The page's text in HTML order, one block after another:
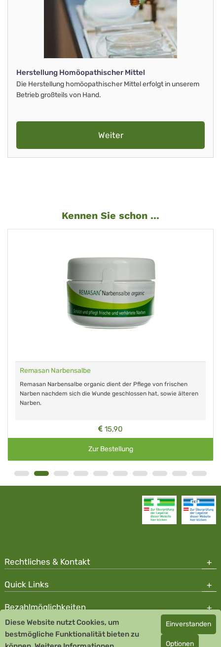
Herstellung Homöopathischer Mittel
Die Herstellung homöopathischer Mittel erfolgt in unserem
Betrieb großteils von Hand.
Weiter
Kennen Sie schon ...
Remasan Narbensalbe
Remasan Narbensalbe organic dient der Pflege von frischen
Narben nachdem sich die Wunde geschlossen hat, sowie älteren
Narben.
15,90
Zur Bestellung
Rechtliches & Kontakt
Quick Links
Bezahlmöglichkeiten
Copyright © 2026 Team Santé Salvator Apotheke - GDP zertifiziert
Remedia Homöopathie GmbH GMP zertifizierter Arzneihersteller
Diese Website nutzt Cookies, um
bestmögliche Funktionalität bieten zu
Einverstanden
Optionen